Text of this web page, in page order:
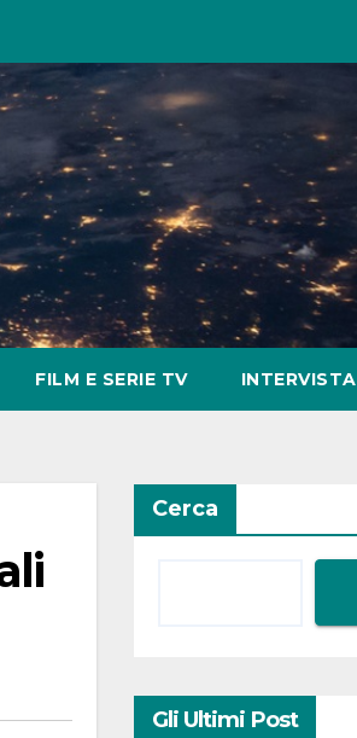
FILM E SERIE TV INTERVISTA
Cerca
Gli Ultimi Post